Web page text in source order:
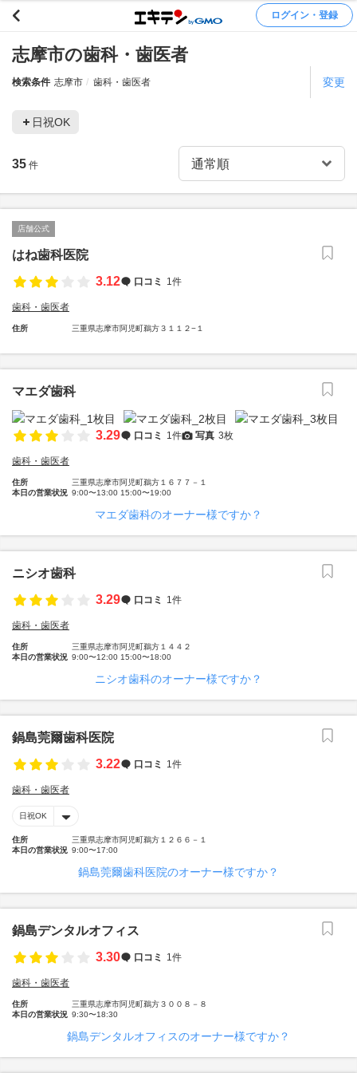
ログイン・登録
志摩市の歯科・歯医者
検索条件 志摩市 歯科・歯医者 変更
日祝OK
35 件
店舗公式
はね歯科医院
3.12
口コミ 1件
歯科・歯医者
住所 三重県志摩市阿児町鵜方３１１２−１
マエダ歯科
3.29 口コミ 1件 写真 3枚
歯科・歯医者
住所
三重県志摩市阿児町鵜方１６７７－１
本日の営業状況 9:00〜13:00 15:00〜19:00
マエダ歯科のオーナー様ですか？
ニシオ歯科
3.29
口コミ 1件
歯科・歯医者
住所
三重県志摩市阿児町鵜方１４４２
本日の営業状況 9:00〜12:00 15:00〜18:00
ニシオ歯科のオーナー様ですか？
鍋島莞爾歯科医院
3.22
口コミ 1件
歯科・歯医者
日祝OK
住所
三重県志摩市阿児町鵜方１２６６－１
本日の営業状況 9:00〜17:00
鍋島莞爾歯科医院のオーナー様ですか？
鍋島デンタルオフィス
3.30
口コミ 1件
歯科・歯医者
住所
三重県志摩市阿児町鵜方３００８－８
本日の営業状況 9:30〜18:30
鍋島デンタルオフィスのオーナー様ですか？